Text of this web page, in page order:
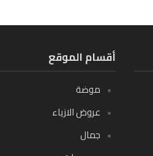
أقسام الموقع
موضة
عروض الازياء
جمال